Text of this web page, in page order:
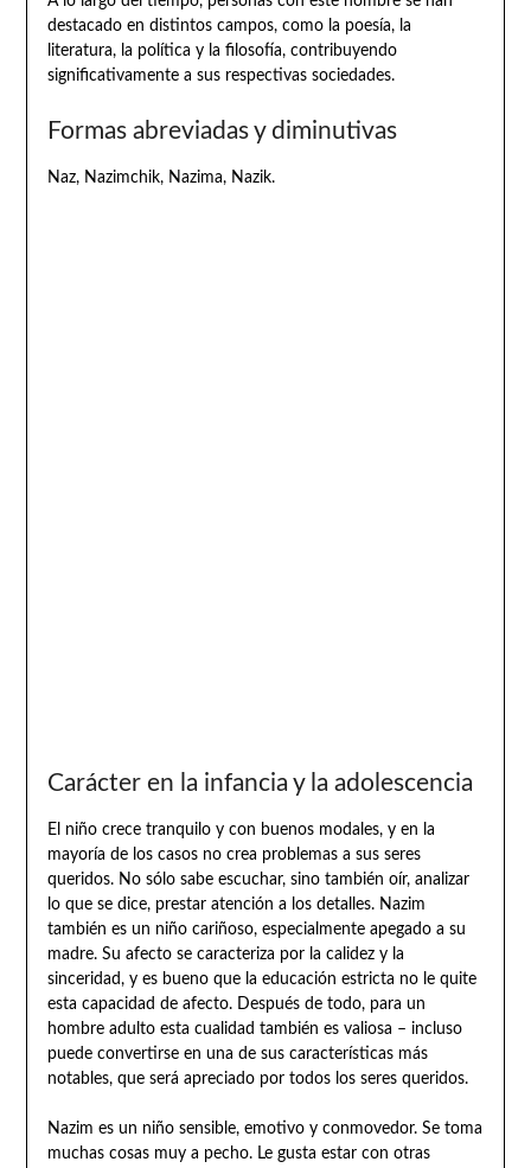
destacado en distintos campos, como la poesía, la
literatura, la política y la filosofía, contribuyendo
significativamente a sus respectivas sociedades.
Formas abreviadas y diminutivas
Naz, Nazimchik, Nazima, Nazik.
Carácter en la infancia y la adolescencia
El niño crece tranquilo y con buenos modales, y en la
mayoría de los casos no crea problemas a sus seres
queridos. No sólo sabe escuchar, sino también oír, analizar
lo que se dice, prestar atención a los detalles. Nazim
también es un niño cariñoso, especialmente apegado a su
madre. Su afecto se caracteriza por la calidez y la
sinceridad, y es bueno que la educación estricta no le quite
esta capacidad de afecto. Después de todo, para un
hombre adulto esta cualidad también es valiosa – incluso
puede convertirse en una de sus características más
notables, que será apreciado por todos los seres queridos.
Nazim es un niño sensible, emotivo y conmovedor. Se toma
muchas cosas muy a pecho. Le gusta estar con otras